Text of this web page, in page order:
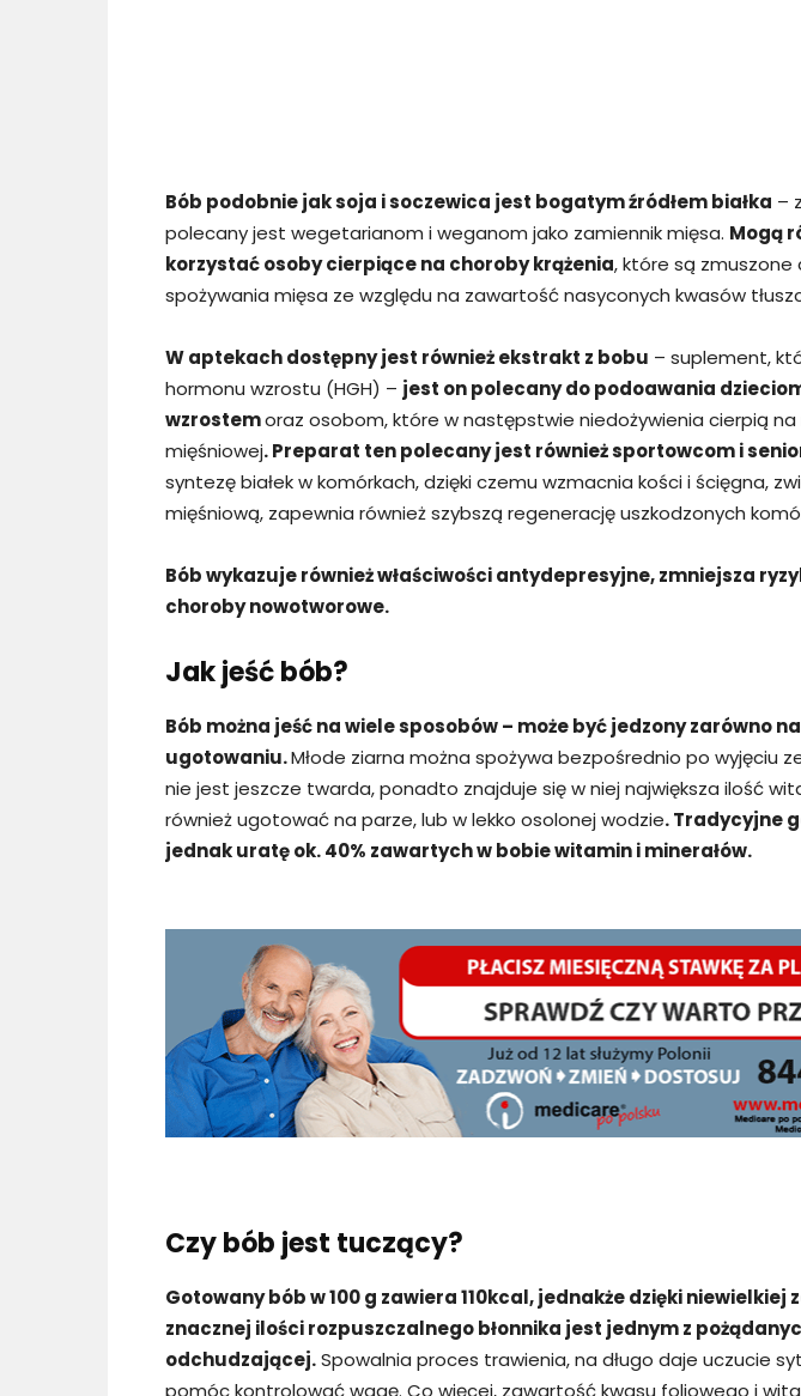
Bób podobnie jak soja i soczewica jest bogatym źródłem białka –
polecany jest wegetarianom i weganom jako zamiennik mięsa. Mogą
korzystać osoby cierpiące na choroby krążenia, które są zmuszone
spożywania mięsa ze względu na zawartość nasyconych kwasów
W aptekach dostępny jest również ekstrakt z bobu – suplement,
hormonu wzrostu (HGH) – jest on polecany do podoawania
wzrostemoraz osobom, które w następstwie niedożywienia cierpią
mięśniowej. Preparat ten polecany jest również sportowcom i
syntezę białek w komórkach, dzięki czemu wzmacnia kości i ścięgna,
mięśniową, zapewnia również szybszą regenerację uszkodzonych
Bób wykazuje również właściwości antydepresyjne, zmniejsza
choroby nowotworowe.
Jak jeść bób?
Bób można jeść na wiele sposobów – może być jedzony zarówno
ugotowaniu.Młode ziarna można spożywa bezpośrednio po wyjęciu
nie jest jeszcze twarda, ponadto znajduje się w niej największa ilość
również ugotować na parze, lub w lekko osolonej wodzie. Tradycyjne
jednak uratę ok. 40% zawartych w bobie witamin i minerałów.
Czy bób jest tuczący?
Gotowany bób w 100 g zawiera 110kcal, jednakże dzięki niewielkiej
znacznej ilości rozpuszczalnego błonnika jest jednym z
odchudzającej.Spowalnia proces trawienia, na długo daje uczucie
pomóc kontrolować wagę. Co więcej, zawartość kwasu foliowego i